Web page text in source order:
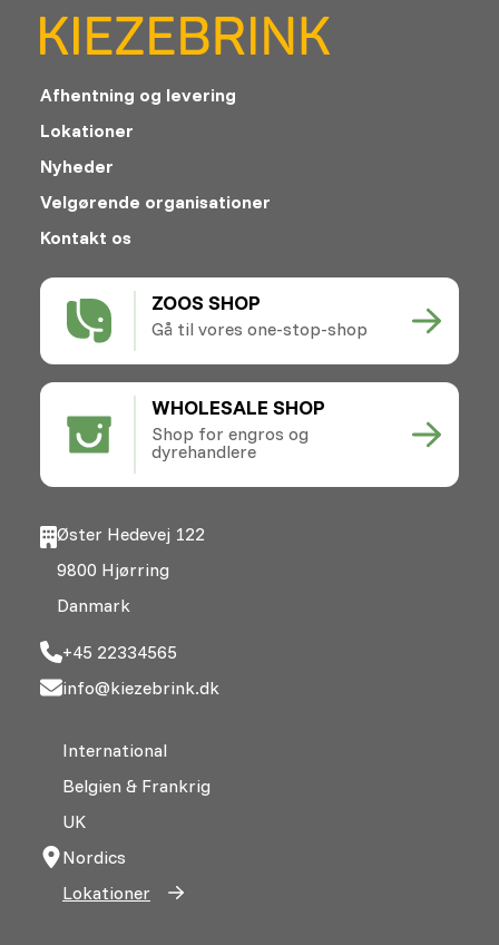
ZOOS SHOP
Gå til vores one-stop-shop
WHOLESALE SHOP
Shop for engros og
dyrehandlere
Afhentning og levering
Lokationer
Nyheder
Velgørende organisationer
Kontakt os
Øster Hedevej 122
9800 Hjørring
Danmark
+45 22334565
info@kiezebrink.dk
International
Belgien & Frankrig
UK
Nordics
Lokationer